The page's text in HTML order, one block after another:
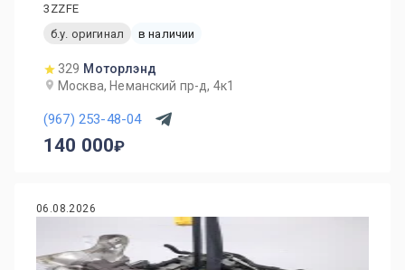
3ZZFE
б.у. оригинал
в наличии
329 Моторлэнд
Москва, Неманский пр-д, 4к1
(967) 253-48-04
140 000
06.08.2026